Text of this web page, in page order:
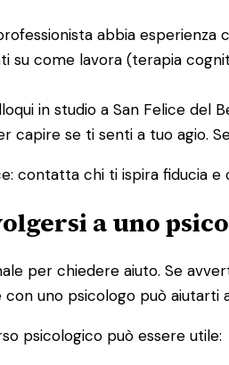
abbia esperienza
su come lavora (terapia
in studio a San Felice del
capire se ti senti a tuo agio.
contatta chi ti ispira fiducia e
a uno
per chiedere aiuto. Se
uno psicologo può aiutarti
psicologico può essere utile: